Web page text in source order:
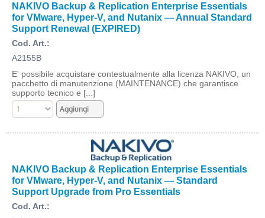
NAKIVO Backup & Replication Enterprise Essentials
for VMware, Hyper-V, and Nutanix — Annual Standard
Support Renewal (EXPIRED)
Cod. Art.:
A2155B
E' possibile acquistare contestualmente alla licenza NAKIVO, un
pacchetto di manutenzione (MAINTENANCE) che garantisce
supporto tecnico e [...]
NAKIVO Backup & Replication Enterprise Essentials
for VMware, Hyper-V, and Nutanix — Standard
Support Upgrade from Pro Essentials
Cod. Art.: